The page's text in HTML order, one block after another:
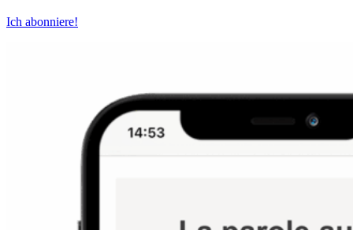
Ich abonniere!